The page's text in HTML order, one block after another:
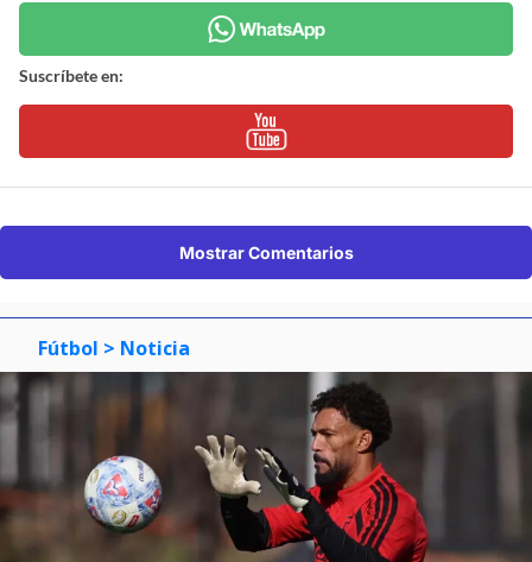
Suscríbete en:
Mostrar Comentarios
Fútbol > Noticia